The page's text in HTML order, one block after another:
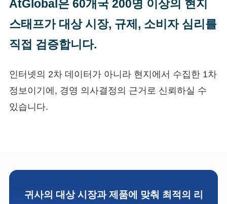
AtGlobal은 60개국 200명 이상의 현지
스태프가 대상 시장, 규제, 소비자 심리를
직접 검증합니다.
인터넷의 2차 데이터가 아니라 현지에서 수집한 1차
정보이기에, 경영 의사결정의 근거로 신뢰하실 수
있습니다.
귀사의 대상 시장과 제품에 맞춰 최적의 리